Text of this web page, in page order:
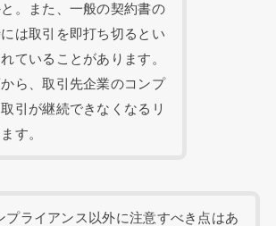
。また、一般の契約書の
は取引を即打ち切るとい
ていることがあります。
ら、取引先企業のコンプ
引が継続できなくなるリ
す。
プライアンス以外に注意すべき点はあ